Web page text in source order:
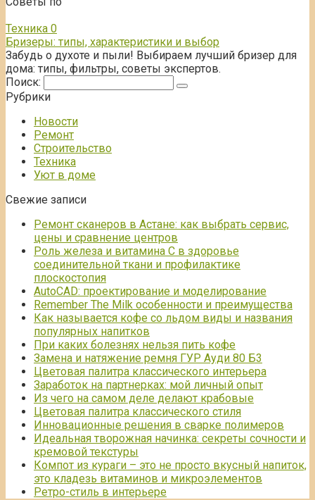
Техника 0
Бризеры: типы, характеристики и выбор
Забудь о духоте и пыли! Выбираем лучший бризер для
дома: типы, фильтры, советы экспертов.
Поиск:
Рубрики
Новости
Ремонт
Строительство
Техника
Уют в доме
Свежие записи
Ремонт сканеров в Астане: как выбрать сервис,
цены и сравнение центров
Роль железа и витамина С в здоровье
соединительной ткани и профилактике
плоскостопия
AutoCAD: проектирование и моделирование
Remember The Milk особенности и преимущества
Как называется кофе со льдом виды и названия
популярных напитков
При каких болезнях нельзя пить кофе
Замена и натяжение ремня ГУР Ауди 80 Б3
Цветовая палитра классического интерьера
Заработок на партнерках: мой личный опыт
Из чего на самом деле делают крабовые
Цветовая палитра классического стиля
Инновационные решения в сварке полимеров
Идеальная творожная начинка: секреты сочности и
кремовой текстуры
Компот из кураги – это не просто вкусный напиток,
это кладезь витаминов и микроэлементов
Ретро-стиль в интерьере